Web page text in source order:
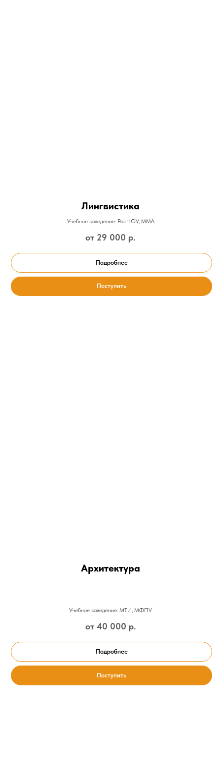
Лингвистика
Учебное заведение: РосНОУ, ММА
от 29 000 р.
Подробнее
Поступить
Архитектура
Учебное заведение: МТИ, МФПУ
от 40 000 р.
Подробнее
Поступить